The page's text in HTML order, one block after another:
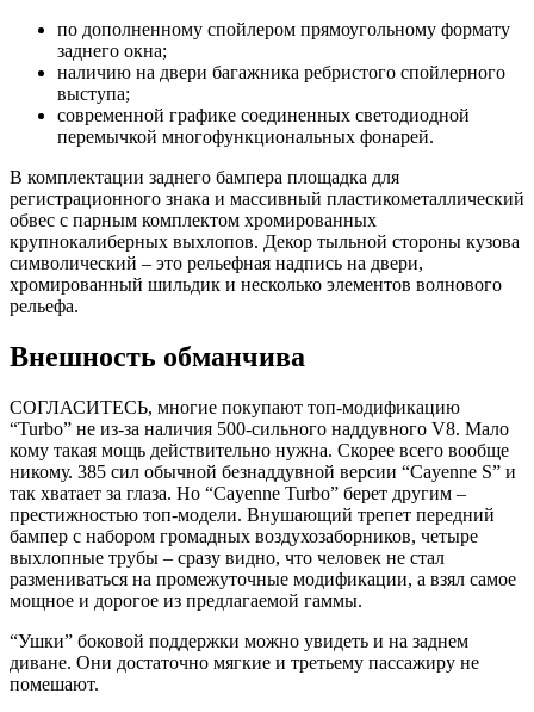
по дополненному спойлером прямоугольному формату
заднего окна;
наличию на двери багажника ребристого спойлерного
выступа;
современной графике соединенных светодиодной
перемычкой многофункциональных фонарей.
В комплектации заднего бампера площадка для
регистрационного знака и массивный пластикометаллический
обвес с парным комплектом хромированных
крупнокалиберных выхлопов. Декор тыльной стороны кузова
символический – это рельефная надпись на двери,
хромированный шильдик и несколько элементов волнового
рельефа.
Внешность обманчива
СОГЛАСИТЕСЬ, многие покупают топ-модификацию
“Turbo” не из-за наличия 500-сильного наддувного V8. Мало
кому такая мощь действительно нужна. Скорее всего вообще
никому. 385 сил обычной безнаддувной версии “Cayenne S” и
так хватает за глаза. Но “Cayenne Turbo” берет другим –
престижностью топ-модели. Внушающий трепет передний
бампер с набором громадных воздухозаборников, четыре
выхлопные трубы – сразу видно, что человек не стал
размениваться на промежуточные модификации, а взял самое
мощное и дорогое из предлагаемой гаммы.
“Ушки” боковой поддержки можно увидеть и на заднем
диване. Они достаточно мягкие и третьему пассажиру не
помешают.